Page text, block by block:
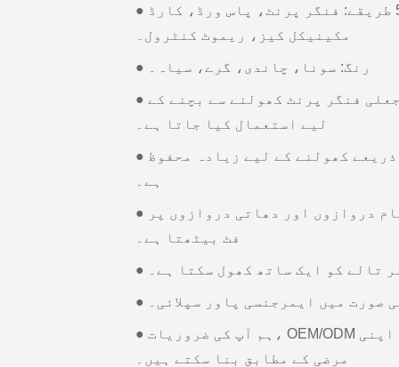
● انلاک کرنے کے 5 طریقے: فنگر پرنٹ، پاس ورڈ، کارڈ(Mifare-1)،
مکینیکل کیز، ریموٹ کنٹرول۔
● رنگ: سونا، چاندی، گرے، سیاہ۔
● سیمی کنڈکٹر فنگر پرنٹ جعلی فنگر پرنٹ کھولنے سے بچنے کے
لیے استعمال کیا جاتا ہے۔
● حفاظتی ان پٹ پاس ورڈ کے ذریعے کھولنے کے لیے زیادہ محفوظ
ہے۔
● کمپیکٹ سائز لکڑی کے تمام دروازوں اور دھاتی دروازوں پر
فٹ بیٹھتا ہے۔
تالے کو ایک ساتھ کھول سکتا ہے۔
صورت میں ایمرجنسی پاور سپلائی۔
● ہم آپ کی ضروریات، OEM/ODM کے مطابق پیداوار کو اپنی
مرضی کے مطابق بنا سکتے ہیں۔